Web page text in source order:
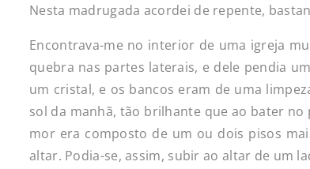
Nesta madrugada acordei de repente,
Encontrava-me no interior de uma igreja
quebra nas partes laterais, e dele pendia
um cristal, e os bancos eram de uma
sol da manhã, tão brilhante que ao bater
mor era composto de um ou dois pisos
altar. Podia-se, assim, subir ao altar de um